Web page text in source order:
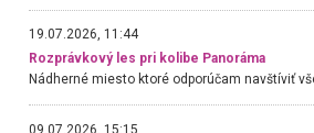
19.07.2026, 11:44
Rozprávkový les pri kolibe Panoráma
09.07.2026, 15:15